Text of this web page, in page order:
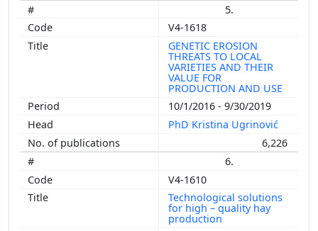
5.
V4-1618
GENETIC EROSION
THREATS TO LOCAL
VARIETIES AND THEIR
VALUE FOR
PRODUCTION AND USE
10/1/2016 - 9/30/2019
PhD Kristina Ugrinović
6,226
6.
V4-1610
Technological solutions
for high – quality hay
production